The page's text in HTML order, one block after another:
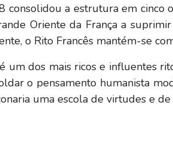
consolidou a estrutura em cinco
Oriente da França a
o Rito Francês mantém-se
um dos mais ricos e influentes
o pensamento humanista
uma escola de virtudes e